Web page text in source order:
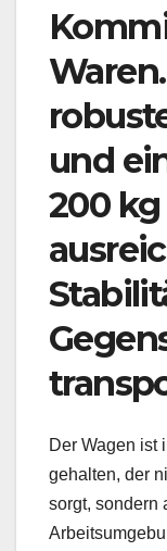
und
200
Der Wagen ist
gehalten, der
sorgt, sondern